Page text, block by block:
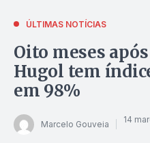
ÚLTIMAS NOTÍCIAS
Oito meses
Hugol tem
em 98%
Marcelo Gouveia 14